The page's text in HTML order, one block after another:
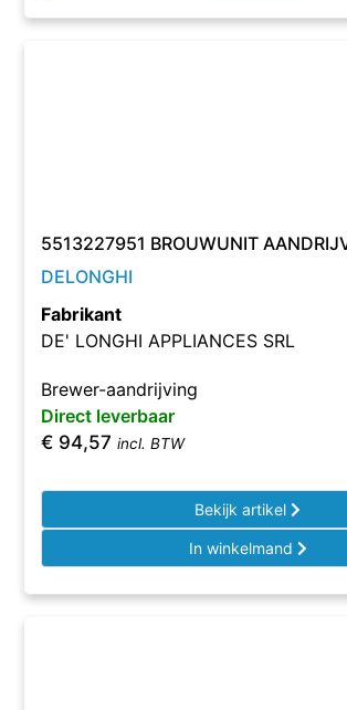
5513227951 BROUWUNIT
DELONGHI
Fabrikant
DE' LONGHI APPLIANCES SRL
Brewer-aandrijving
Direct leverbaar
€ 94,57 incl. BTW
Bekijk artikel
In winkelmand